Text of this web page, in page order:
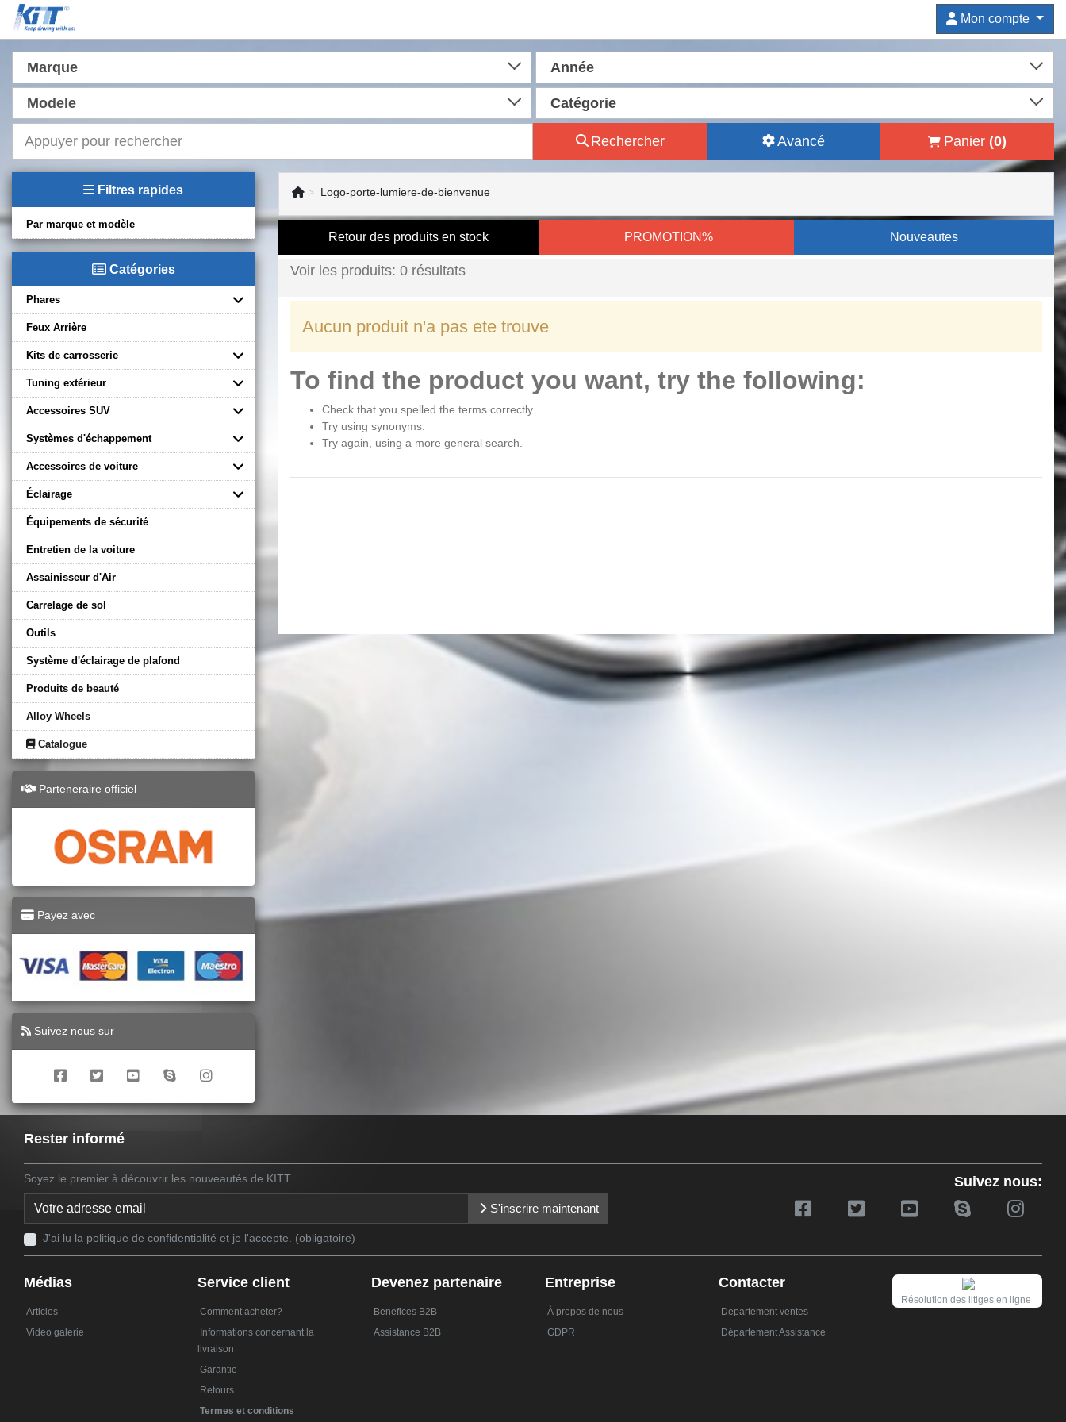
Mon compte
Marque Année
Modele Catégorie
Rechercher Avancé Panier (0)
Filtres rapides
Par marque et modèle
Catégories
Phares
Feux Arrière
Kits de carrosserie
Tuning extérieur
Accessoires SUV
Systèmes d'échappement
Accessoires de voiture
Éclairage
Équipements de sécurité
Entretien de la voiture
Assainisseur d'Air
Carrelage de sol
Outils
Système d'éclairage de plafond
Produits de beauté
Alloy Wheels
Catalogue
Parteneraire officiel
Payez avec
Suivez nous sur
Logo-porte-lumiere-de-bienvenue
Retour des produits en stock PROMOTION% Nouveautes
Voir les produits: 0 résultats
Aucun produit n'a pas ete trouve
To find the product you want, try the following:
Check that you spelled the terms correctly.
Try using synonyms.
Try again, using a more general search.
Rester informé
Soyez le premier à découvrir les nouveautés de KITT
S'inscrire maintenant
J'ai lu la politique de confidentialité et je l'accepte. (obligatoire)
Suivez nous:
Médias
Articles
Video galerie
Service client
Comment acheter?
Informations concernant la
livraison
Garantie
Retours
Termes et conditions
Devenez partenaire
Benefices B2B
Assistance B2B
Entreprise
À propos de nous
GDPR
Contacter
Departement ventes
Département Assistance
Résolution des litiges en ligne